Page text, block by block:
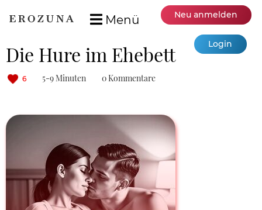
Menü Neu anmelden
Login
Die Hure im Ehebett
6 5-9 Minuten 0 Kommentare